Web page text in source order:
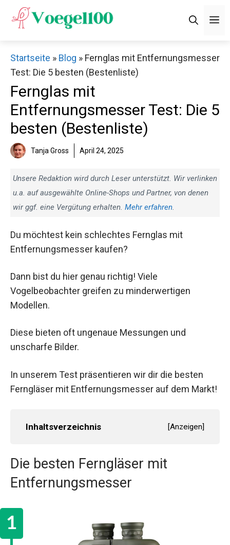
Inhalt
Startseite » Blog » Fernglas mit Entfernungsmesser
Test: Die 5 besten (Bestenliste)
Fernglas mit
Entfernungsmesser Test: Die 5
besten (Bestenliste)
Tanja Gross April 24, 2025
Unsere Redaktion wird durch Leser unterstützt. Wir verlinken
u.a. auf ausgewählte Online-Shops und Partner, von denen
wir ggf. eine Vergütung erhalten. Mehr erfahren.
Du möchtest kein schlechtes Fernglas mit
Entfernungsmesser kaufen?
Dann bist du hier genau richtig! Viele
Vogelbeobachter greifen zu minderwertigen
Modellen.
Diese bieten oft ungenaue Messungen und
unscharfe Bilder.
In unserem Test präsentieren wir dir die besten
Ferngläser mit Entfernungsmesser auf dem Markt!
Inhaltsverzeichnis [Anzeigen]
Die besten Ferngläser mit
Entfernungsmesser